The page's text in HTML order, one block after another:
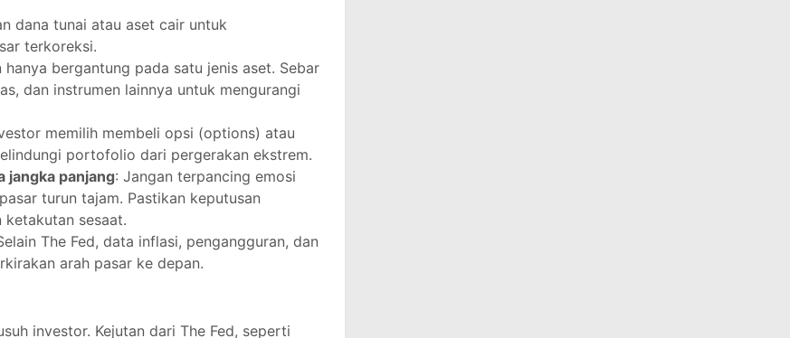
dana tunai atau aset cair untuk
terkoreksi.
hanya bergantung pada satu jenis aset. Sebar
dan instrumen lainnya untuk mengurangi
memilih membeli opsi (options) atau
portofolio dari pergerakan ekstrem.
jangka panjang: Jangan terpancing emosi
turun tajam. Pastikan keputusan
ketakutan sesaat.
The Fed, data inflasi, pengangguran, dan
arah pasar ke depan.
investor. Kejutan dari The Fed, seperti